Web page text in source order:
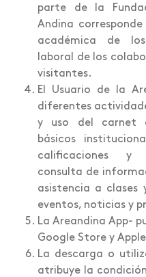
parte de la
Andina
académica de
laboral de los
visitantes.
El Usuario de la
diferentes
y uso del carnet
básicos
calificaciones y
consulta de
asistencia a clases
eventos, noticias y
La Areandina App-
Google Store y
La descarga o
atribuye la